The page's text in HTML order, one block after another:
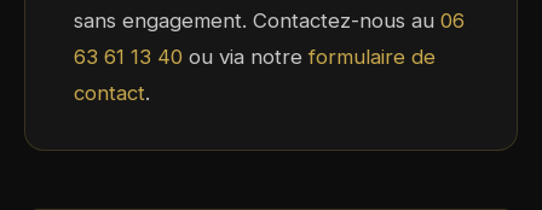
sans engagement. Contactez-nous au 06
63 61 13 40 ou via notreformulaire de
contact.